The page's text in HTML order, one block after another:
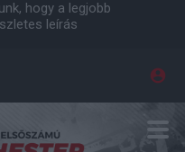
hogy a legjobb
leírás